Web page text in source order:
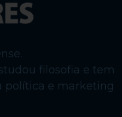
filosofia e tem
política e marketing